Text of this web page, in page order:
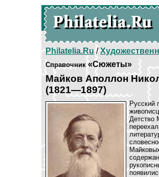
Philatelia.Ru/
Справочник«Сюжеты»
Майков Аполлон
(1821—1897)
Русский
Детство